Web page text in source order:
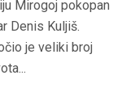
Mirogoj pokopan
Denis Kuljiš.
je veliki broj